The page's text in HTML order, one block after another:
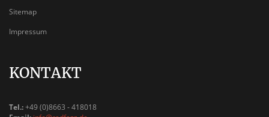
Sitemap
Impressum
KONTAKT
Tel.:+49 (0)8663 - 418018